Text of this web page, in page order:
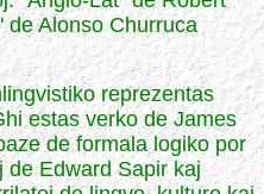
de Alonso Churruca
reprezentas
estas verko de James
de formala logiko por
de Edward Sapir kaj